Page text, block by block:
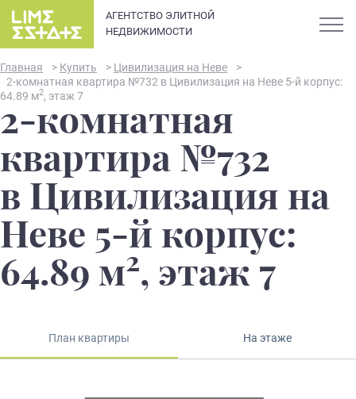
АГЕНТСТВО ЭЛИТНОЙ
НЕДВИЖИМОСТИ
О компании
Элитная недвижимость в
Санкт-Петербурге: каталог
квартир и апартаментов
премиум-класса
Главная > Купить > Цивилизация на Неве
>
2-комнатная квартира №732 в Цивилизация на Неве 5-й корпус:
64.89 м2, этаж 7
2-комнатная
квартира №732
в Цивилизация на
Неве 5-й корпус:
64.89 м2, этаж 7
План квартиры На этаже